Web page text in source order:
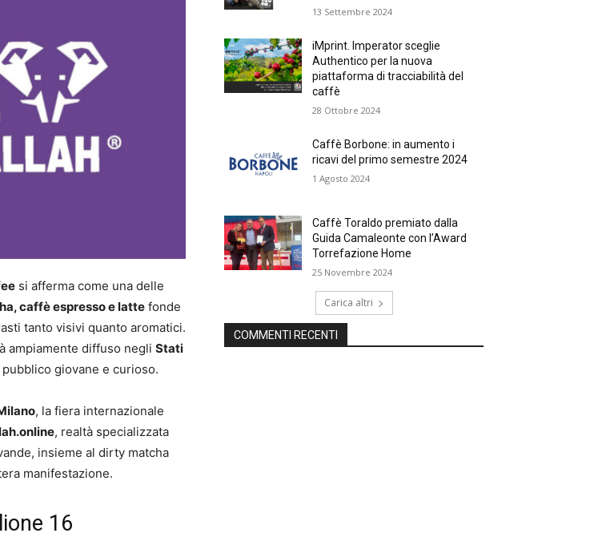
si afferma come una delle
caffè espresso e latte fonde
tanto visivi quanto aromatici.
ampiamente diffuso negli Stati
giovane e curioso.
, la fiera internazionale
, realtà specializzata
insieme al dirty matcha
manifestazione.
16
13 Settembre 2024
iMprint. Imperator sceglie
Authentico per la nuova
piattaforma di tracciabilità del
caffè
28 Ottobre 2024
Caffè Borbone: in aumento i
ricavi del primo semestre 2024
1 Agosto 2024
Caffè Toraldo premiato dalla
Guida Camaleonte con l’Award
Torrefazione Home
25 Novembre 2024
Carica altri
COMMENTI RECENTI